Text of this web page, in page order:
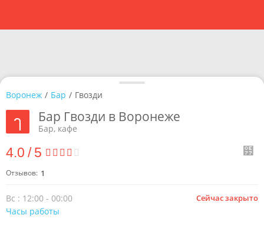
Воронеж / Бар / Гвозди
Бар Гвозди в Воронеже
Бар, кафе
4.0 / 5
Отзывов: 1
Сейчас закрыто
Вс : 12:00 - 00:00
Часы работы